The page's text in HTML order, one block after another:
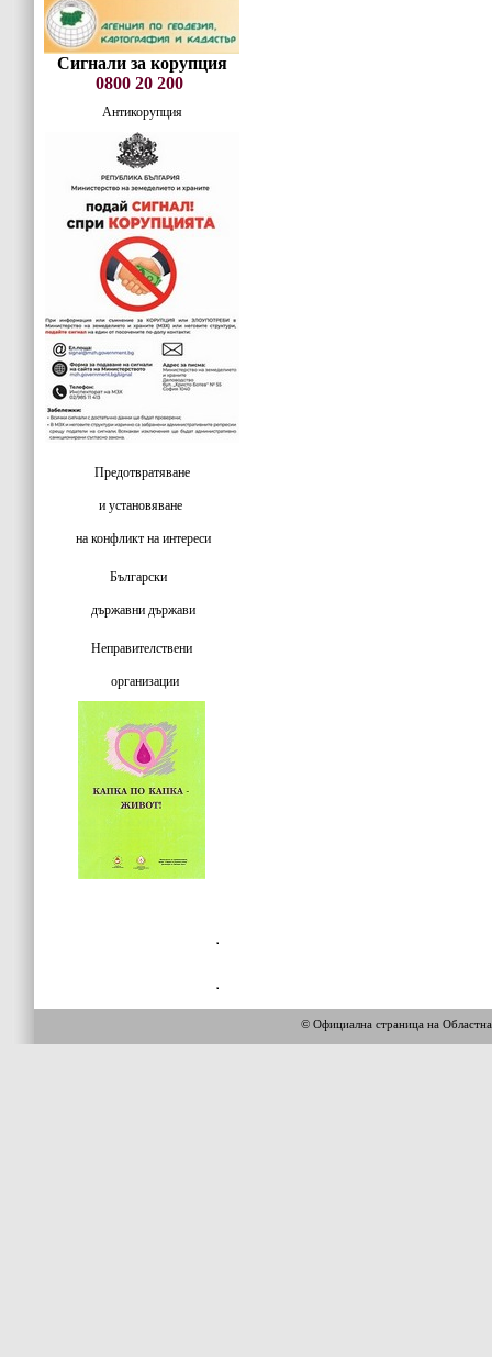
Сигнали за корупция
0800 20 200
Антикорупция
Предотвратяване
и установяване
на конфликт на интереси
Български
държавни държави
Неправителствени
организации
© Официална страница на